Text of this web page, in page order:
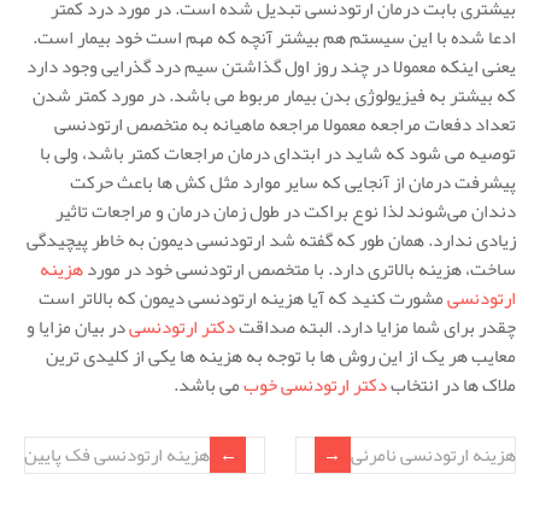
بیشتری بابت درمان ارتودنسی تبدیل شده است. در مورد درد کمتر
ادعا شده با این سیستم هم بیشتر آنچه که مهم است خود بیمار است.
یعنی اینکه معمولا در چند روز اول گذاشتن سیم درد گذرایی وجود دارد
که بیشتر به فیزیولوژی بدن بیمار مربوط می باشد. در مورد کمتر شدن
تعداد دفعات مراجعه معمولا مراجعه ماهیانه به متخصص ارتودنسی
توصیه می شود که شاید در ابتدای درمان مراجعات کمتر باشد، ولی با
پیشرفت درمان از آنجایی که سایر موارد مثل کش ها باعث حرکت
دندان می‌شوند لذا نوع براکت در طول زمان درمان و مراجعات تاثیر
زیادی ندارد. همان طور که گفته شد ارتودنسی دیمون به خاطر پیچیدگی
ساخت، هزینه بالاتری دارد. با متخصص ارتودنسی خود در موردهزینه
ارتودنسیمشورت کنید که آیا هزینه ارتودنسی دیمون که بالاتر است
چقدر برای شما مزایا دارد. البته صداقتدکتر ارتودنسیدر بیان مزایا و
معایب هر یک از این روش ها با توجه به هزینه ها یکی از کلیدی ترین
ملاک ها در انتخابدکتر ارتودنسی خوبمی باشد.
هزینه ارتودنسی نامرئی
هزینه ارتودنسی فک پایین